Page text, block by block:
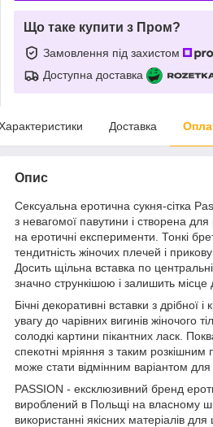
Що таке купити з Пром?
Замовлення під захистом
Доступна доставка
Доставка
Опис
Сексуальна еротична сукня-сітка
з невагомої павутини і створена для
на еротичні експерименти. Тонкі
тендитність жіночих плечей і
Досить щільна вставка по
значно стрункішою і залишить місце
Бічні декоративні вставки з дрібної
увагу до чарівних вигинів жіночого
солодкі картини пікантних ласк.
спекотні мріяння з таким розкішним
може стати відмінним варіантом для
PASSION - ексклюзивний бренд
вироблений в Польщі на власному
використанні якісних матеріалів для